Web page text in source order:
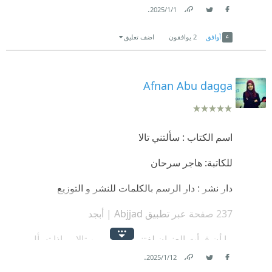
1‏/1‏/2025
.
أوافق 2 يوافقون اضف تعليق
Afnan Abu dagga
اسم الكتاب : سألتني تالا
للكاتبة: هاجر سرحان
دار نشر : دار الرسم بالكلمات للنشر و التوزيع
237 صفحة عبر تطبيق Abjjad | أبجد
ما أن قرأت العنوان لفتني الكتاب من تالا وماذا تسأل،
أستاذة هاجر لو تعلمين أنني كنت أكثر فضولاً من تالا،
12‏/1‏/2025
.